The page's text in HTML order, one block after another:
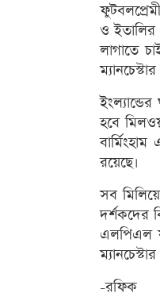
ও
লাগাতে
হবে
রয়েছে।
সব
দর্শকদের
এলপিএল
-রফিক